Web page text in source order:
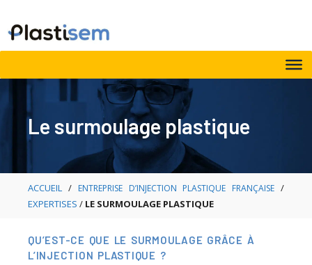
Aller
au
contenu
Le surmoulage plastique
ACCUEIL / ENTREPRISE D’INJECTION PLASTIQUE FRANÇAISE /
EXPERTISES / LE SURMOULAGE PLASTIQUE
QU’EST-CE QUE LE SURMOULAGE GRÂCE À
L’INJECTION PLASTIQUE ?